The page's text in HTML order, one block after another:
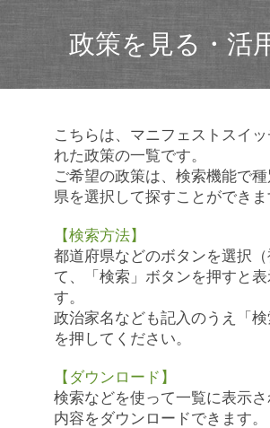
政策を見る・活
こちらは、マニフェストスイ
れた政策の一覧です。
ご希望の政策は、検索機能で
県を選択して探すことができま
【検索方法】
都道府県などのボタンを選択
て、「検索」ボタンを押すと表
す。
政治家名なども記入のうえ「
を押してください。
【ダウンロード】
検索などを使って一覧に表示
内容をダウンロードできます。